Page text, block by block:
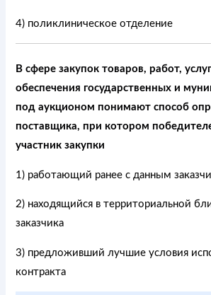
4) поликлиническое отделение
В сфере закупок товаров, работ,
обеспечения государственных и
под аукционом понимают способ
поставщика, при котором
участник закупки
1) работающий ранее с данным
2) находящийся в территориальной
заказчика
3) предложивший лучшие условия
контракта